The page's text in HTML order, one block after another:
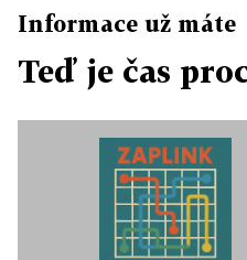
Informace už máte
Teď je čas